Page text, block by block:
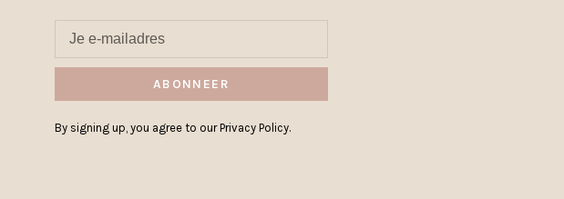
ABONNEER
By signing up, you agree to our Privacy Policy.